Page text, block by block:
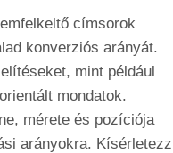
címsorok
konverziós arányát.
mint például
mondatok.
mérete és pozíciója
arányokra. Kísérletezz